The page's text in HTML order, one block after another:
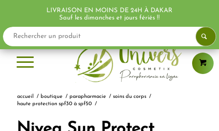
accueil / boutique / parapharmacie / soins du corps /
haute protection spf30 à spf50 /
LIVRAISON EN MOINS DE 24H À DAKAR
Sauf les dimanches et jours fériés !!